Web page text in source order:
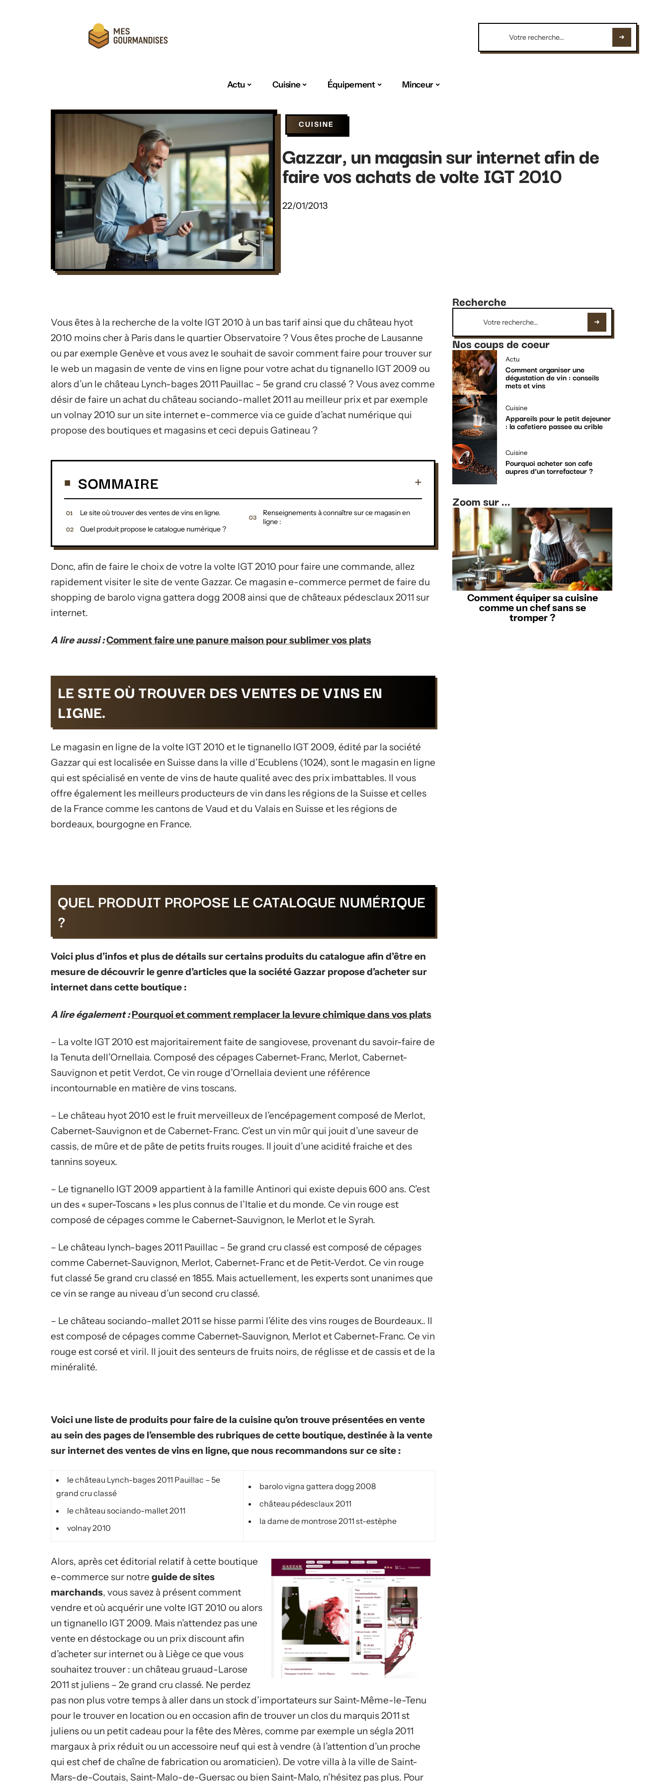
Actu Cuisine Équipement Minceur
CUISINE
Gazzar, un magasin sur internet afin de
faire vos achats de volte IGT 2010
22/01/2013
Vous êtes à la recherche de la volte IGT 2010 à un bas tarif ainsi que du château hyot
2010 moins cher à Paris dans le quartier Observatoire ? Vous êtes proche de Lausanne
ou par exemple Genève et vous avez le souhait de savoir comment faire pour trouver sur
le web un magasin de vente de vins en ligne pour votre achat du tignanello IGT 2009 ou
alors d’un le château Lynch-bages 2011 Pauillac – 5e grand cru classé ? Vous avez comme
désir de faire un achat du château sociando-mallet 2011 au meilleur prix et par exemple
un volnay 2010 sur un site internet e-commerce via ce guide d’achat numérique qui
propose des boutiques et magasins et ceci depuis Gatineau ?
SOMMAIRE
Le site où trouver des ventes de vins en ligne.
Quel produit propose le catalogue numérique ?
Renseignements à connaître sur ce magasin en
ligne :
Donc, afin de faire le choix de votre la volte IGT 2010 pour faire une commande, allez
rapidement visiter le site de vente Gazzar. Ce magasin e-commerce permet de faire du
shopping de barolo vigna gattera dogg 2008 ainsi que de châteaux pédesclaux 2011 sur
internet.
A lire aussi :Comment faire une panure maison pour sublimer vos plats
LE SITE OÙ TROUVER DES VENTES DE VINS EN
LIGNE.
Le magasin en ligne de la volte IGT 2010 et le tignanello IGT 2009, édité par la société
Gazzar qui est localisée en Suisse dans la ville d’Ecublens (1024), sont le magasin en ligne
qui est spécialisé en vente de vins de haute qualité avec des prix imbattables. Il vous
offre également les meilleurs producteurs de vin dans les régions de la Suisse et celles
de la France comme les cantons de Vaud et du Valais en Suisse et les régions de
bordeaux, bourgogne en France.
QUEL PRODUIT PROPOSE LE CATALOGUE NUMÉRIQUE
?
Voici plus d’infos et plus de détails sur certains produits du catalogue afin d’être en
mesure de découvrir le genre d’articles que la société Gazzar propose d’acheter sur
internet dans cette boutique :
A lire également : Pourquoi et comment remplacer la levure chimique dans vos plats
– La volte IGT 2010 est majoritairement faite de sangiovese, provenant du savoir-faire de
la Tenuta dell’Ornellaia. Composé des cépages Cabernet-Franc, Merlot, Cabernet-
Sauvignon et petit Verdot, Ce vin rouge d’Ornellaia devient une référence
incontournable en matière de vins toscans.
– Le château hyot 2010 est le fruit merveilleux de l’encépagement composé de Merlot,
Cabernet-Sauvignon et de Cabernet-Franc. C’est un vin mûr qui jouit d’une saveur de
cassis, de mûre et de pâte de petits fruits rouges. Il jouit d’une acidité fraiche et des
tannins soyeux.
– Le tignanello IGT 2009 appartient à la famille Antinori qui existe depuis 600 ans. C’est
un des « super-Toscans » les plus connus de l’Italie et du monde. Ce vin rouge est
composé de cépages comme le Cabernet-Sauvignon, le Merlot et le Syrah.
– Le château lynch-bages 2011 Pauillac – 5e grand cru classé est composé de cépages
comme Cabernet-Sauvignon, Merlot, Cabernet-Franc et de Petit-Verdot. Ce vin rouge
fut classé 5e grand cru classé en 1855. Mais actuellement, les experts sont unanimes que
ce vin se range au niveau d’un second cru classé.
– Le château sociando-mallet 2011 se hisse parmi l’élite des vins rouges de Bourdeaux.. Il
est composé de cépages comme Cabernet-Sauvignon, Merlot et Cabernet-Franc. Ce vin
rouge est corsé et viril. Il jouit des senteurs de fruits noirs, de réglisse et de cassis et de la
minéralité.
Voici une liste de produits pour faire de la cuisine qu’on trouve présentées en vente
au sein des pages de l’ensemble des rubriques de cette boutique, destinée à la vente
sur internet des ventes de vins en ligne, que nous recommandons sur ce site :
le château Lynch-bages 2011 Pauillac – 5e
grand cru classé
le château sociando-mallet 2011
volnay 2010
barolo vigna gattera dogg 2008
château pédesclaux 2011
la dame de montrose 2011 st-estèphe
Alors, après cet éditorial relatif à cette boutique
e-commerce sur notre guide de sites
marchands, vous savez à présent comment
vendre et où acquérir une volte IGT 2010 ou alors
un tignanello IGT 2009. Mais n’attendez pas une
vente en déstockage ou un prix discount afin
d’acheter sur internet ou à Liège ce que vous
souhaitez trouver : un château gruaud-Larose
2011 st juliens – 2e grand cru classé. Ne perdez
pas non plus votre temps à aller dans un stock d’importateurs sur Saint-Même-le-Tenu
pour le trouver en location ou en occasion afin de trouver un clos du marquis 2011 st
juliens ou un petit cadeau pour la fête des Mères, comme par exemple un ségla 2011
margaux à prix réduit ou un accessoire neuf qui est à vendre (à l’attention d’un proche
qui est chef de chaîne de fabrication ou aromaticien). De votre villa à la ville de Saint-
Mars-de-Coutais, Saint-Malo-de-Guersac ou bien Saint-Malo, n’hésitez pas plus. Pour
Recherche
Nos coups de coeur
Actu
Comment organiser une
dégustation de vin : conseils
mets et vins
Cuisine
Appareils pour le petit dejeuner
: la cafetiere passee au crible
Cuisine
Pourquoi acheter son cafe
aupres d’un torrefacteur ?
Zoom sur ...
Comment équiper sa cuisine
comme un chef sans se
tromper ?